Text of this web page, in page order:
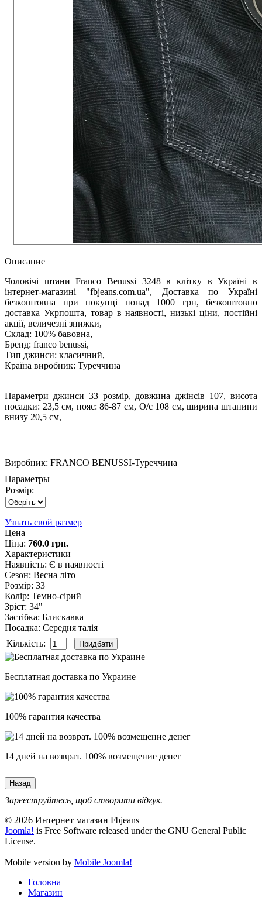
Описание
Чоловічі штани Franco Benussi 3248 в клітку в Україні в
інтернет-магазині "fbjeans.com.ua", Доставка по Україні
безкоштовна при покупці понад 1000 грн, безкоштовно
доставка Укрпошта, товар в наявності, низькі ціни, постійні
акції, величезні знижки,
Склад: 100% бавовна,
Бренд: franco benussi,
Тип джинси: класичний,
Країна виробник: Туреччина
Параметри джинси 33 розмір, довжина джінсів 107, висота
посадки: 23,5 см, пояс: 86-87 см, О/с 108 см, ширина штанини
внизу 20,5 см,
Виробник: FRANCO BENUSSI-Туреччина
Параметры
Розмір:
Узнать свой размер
Цена
Ціна: 760.0 грн.
Характеристики
Наявність: Є в наявності
Сезон: Весна літо
Розмір: 33
Колір: Темно-сірий
Зріст: 34"
Застібка: Блискавка
Посадка: Середня талія
Кількість:
Бесплатная доставка по Украине
100% гарантия качества
14 дней на возврат. 100% возмещение денег
Зареєструйтесь, щоб створити відгук.
© 2026 Интернет магазин Fbjeans
Joomla! is Free Software released under the GNU General Public
License.
Mobile version by Mobile Joomla!
Головна
Магазин